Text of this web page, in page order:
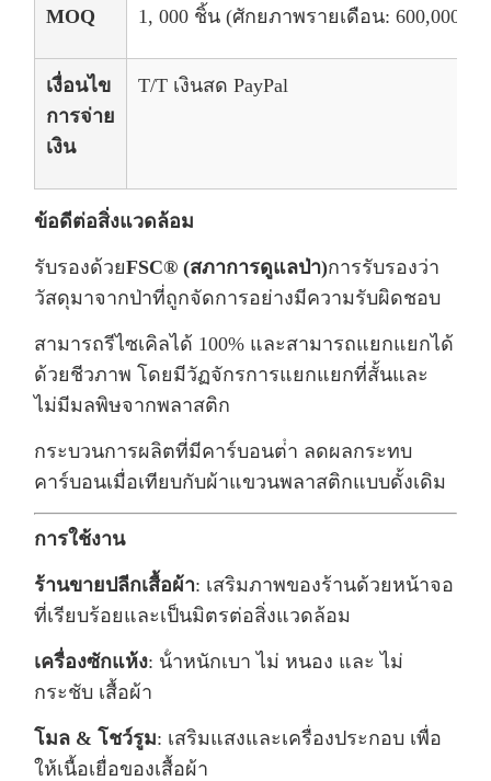
MOQ 1, 000 ชิ้น (ศักยภาพรายเดือน: 600,000 ชิ้
เงื่อนไข
การจ่าย
เงิน
T/T เงินสด PayPal
ข้อดีต่อสิ่งแวดล้อม
รับรองด้วยFSC® (สภาการดูแลป่า)การรับรองว่า
วัสดุมาจากป่าที่ถูกจัดการอย่างมีความรับผิดชอบ
สามารถรีไซเคิลได้ 100% และสามารถแยกแยกได้
ด้วยชีวภาพ โดยมีวัฏจักรการแยกแยกที่สั้นและ
ไม่มีมลพิษจากพลาสติก
กระบวนการผลิตที่มีคาร์บอนต่ํา ลดผลกระทบ
คาร์บอนเมื่อเทียบกับผ้าแขวนพลาสติกแบบดั้งเดิม
การใช้งาน
ร้านขายปลีกเสื้อผ้า: เสริมภาพของร้านด้วยหน้าจอ
ที่เรียบร้อยและเป็นมิตรต่อสิ่งแวดล้อม
เครื่องซักแห้ง: น้ําหนักเบา ไม่ หนอง และ ไม่
กระชับ เสื้อผ้า
โมล & โชว์รูม: เสริมแสงและเครื่องประกอบ เพื่อ
ให้เนื้อเยื่อของเสื้อผ้า